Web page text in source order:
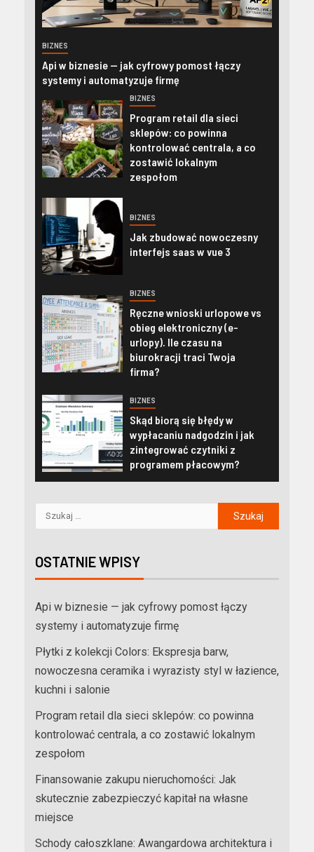
BIZNES
Api w biznesie — jak cyfrowy pomost łączy
systemy i automatyzuje firmę
BIZNES
Program retail dla sieci
sklepów: co powinna
kontrolować centrala, a co
zostawić lokalnym
zespołom
BIZNES
Jak zbudować nowoczesny
interfejs saas w vue 3
BIZNES
Ręczne wnioski urlopowe vs
obieg elektroniczny (e-
urlopy). Ile czasu na
biurokracji traci Twoja
firma?
BIZNES
Skąd biorą się błędy w
wypłacaniu nadgodzin i jak
zintegrować czytniki z
programem płacowym?
OSTATNIE WPISY
Api w biznesie — jak cyfrowy pomost łączy
systemy i automatyzuje firmę
Płytki z kolekcji Colors: Ekspresja barw,
nowoczesna ceramika i wyrazisty styl w łazience,
kuchni i salonie
Program retail dla sieci sklepów: co powinna
kontrolować centrala, a co zostawić lokalnym
zespołom
Finansowanie zakupu nieruchomości: Jak
skutecznie zabezpieczyć kapitał na własne
miejsce
Schody całoszklane: Awangardowa architektura i